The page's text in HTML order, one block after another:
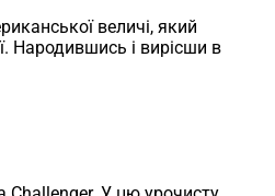
величі, який
Народившись і вирісши в